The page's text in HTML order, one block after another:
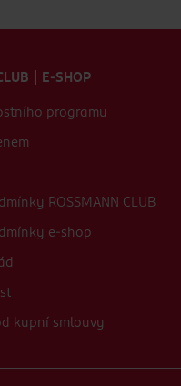
| E-SHOP
programu
ROSSMANN CLUB
e-shop
kupní smlouvy